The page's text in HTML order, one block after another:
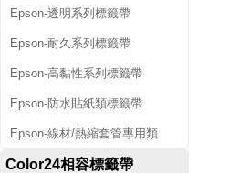
Epson-透明系列標籤帶
Epson-耐久系列標籤帶
Epson-高黏性系列標籤帶
Epson-防水貼紙類標籤帶
Epson-線材/熱縮套管專用類
Color24相容標籤帶